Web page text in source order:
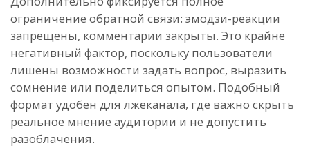
ограничение обратной связи: эмодзи-реакции
запрещены, комментарии закрыты. Это крайне
негативный фактор, поскольку пользователи
лишены возможности задать вопрос, выразить
сомнение или поделиться опытом. Подобный
формат удобен для лжеканала, где важно скрыть
реальное мнение аудитории и не допустить
разоблачения.